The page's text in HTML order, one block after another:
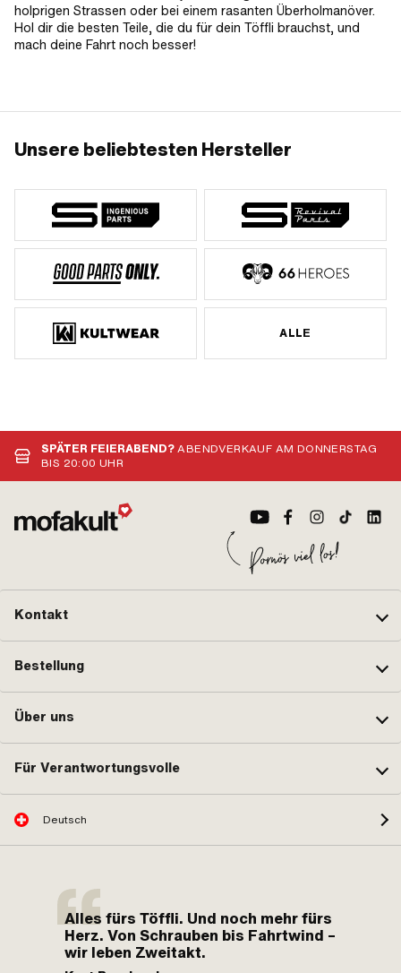
holprigen Strassen oder bei einem rasanten Überholmanöver.
Hol dir die besten Teile, die du für dein Töffli brauchst, und
mach deine Fahrt noch besser!
Unsere beliebtesten Hersteller
ALLE
SPÄTER FEIERABEND?ABENDVERKAUF AM DONNERSTAG
BIS 20:00 UHR
Kontakt
Bestellung
Über uns
Für Verantwortungsvolle
Deutsch
Alles fürs Töffli. Und noch mehr fürs
Herz. Von Schrauben bis Fahrtwind –
wir leben Zweitakt.